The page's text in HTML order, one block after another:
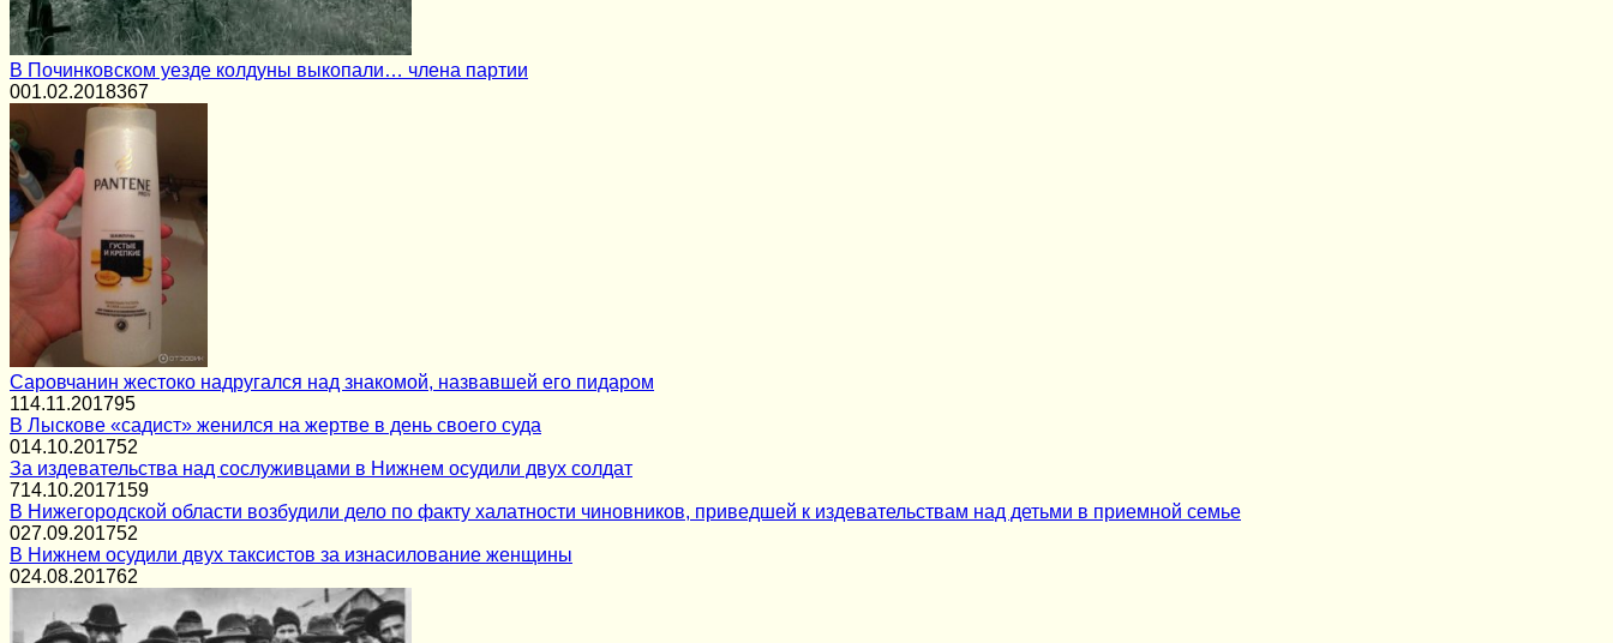
В Починковском уезде колдуны выкопали… члена партии
001.02.2018367
Саровчанин жестоко надругался над знакомой, назвавшей его пидаром
114.11.201795
В Лыскове «садист» женился на жертве в день своего суда
014.10.201752
За издевательства над сослуживцами в Нижнем осудили двух солдат
714.10.2017159
В Нижегородской области возбудили дело по факту халатности чиновников, приведшей к издевательствам над детьми в приемной семье
027.09.201752
В Нижнем осудили двух таксистов за изнасилование женщины
024.08.201762